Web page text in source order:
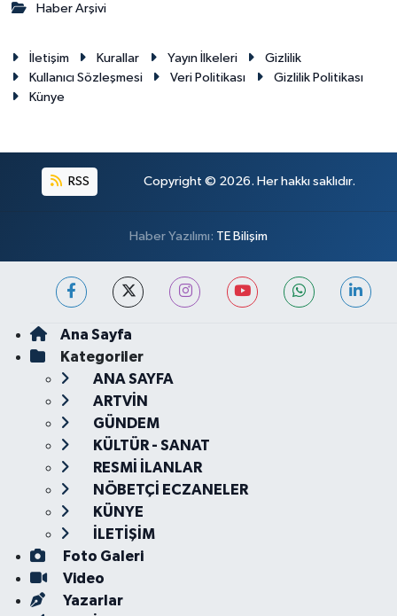
Haber Arşivi
İletişim Kurallar Yayın İlkeleri
Gizlilik
Kullanıcı Sözleşmesi
Veri Politikası
Gizlilik Politikası
Künye
RSS Copyright © 2026. Her hakkı saklıdır.
Haber Yazılımı: TE Bilişim
Ana Sayfa
Kategoriler
ANA SAYFA
ARTVİN
GÜNDEM
KÜLTÜR - SANAT
RESMİ İLANLAR
NÖBETÇİ ECZANELER
KÜNYE
İLETİŞİM
Foto Galeri
Video
Yazarlar